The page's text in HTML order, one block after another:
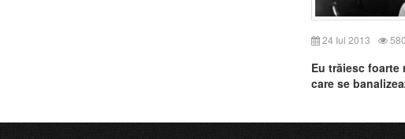
24 Iul 2013
Eu trăiesc foarte
care se